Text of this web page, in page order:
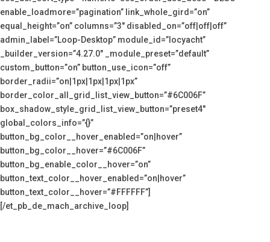
enable_loadmore=”pagination” link_whole_gird=”on”
equal_height=”on” columns=”3″ disabled_on=”off|off|off”
admin_label=”Loop-Desktop” module_id=”locyacht”
_builder_version=”4.27.0″ _module_preset=”default”
custom_button=”on” button_use_icon=”off”
border_radii=”on|1px|1px|1px|1px”
border_color_all_grid_list_view_button=”#6C006F”
box_shadow_style_grid_list_view_button=”preset4″
global_colors_info=”{}”
button_bg_color__hover_enabled=”on|hover”
button_bg_color__hover=”#6C006F”
button_bg_enable_color__hover=”on”
button_text_color__hover_enabled=”on|hover”
button_text_color__hover=”#FFFFFF”]
[/et_pb_de_mach_archive_loop]